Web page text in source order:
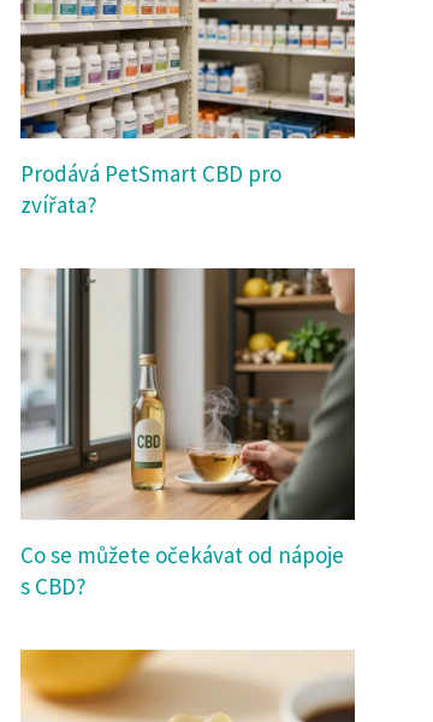
Prodává PetSmart CBD pro
zvířata?
Co se můžete očekávat od nápoje
s CBD?